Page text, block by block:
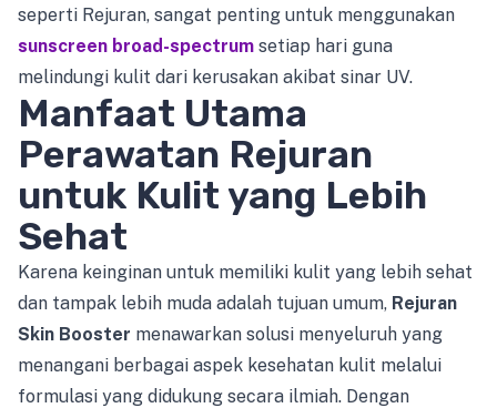
seperti Rejuran, sangat penting untuk menggunakan
sunscreen broad-spectrum setiap hari guna
melindungi kulit dari kerusakan akibat sinar UV.
Manfaat Utama
Perawatan Rejuran
untuk Kulit yang Lebih
Sehat
Karena keinginan untuk memiliki kulit yang lebih sehat
dan tampak lebih muda adalah tujuan umum, Rejuran
Skin Booster menawarkan solusi menyeluruh yang
menangani berbagai aspek kesehatan kulit melalui
formulasi yang didukung secara ilmiah. Dengan